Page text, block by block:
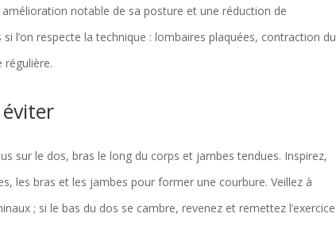
notable de sa posture et une réduction de
l’on respecte la technique : lombaires plaquées, contraction du
régulière.
sur le dos, bras le long du corps et jambes tendues. Inspirez,
les bras et les jambes pour former une courbure. Veillez à
; si le bas du dos se cambre, revenez et remettez l’exercice